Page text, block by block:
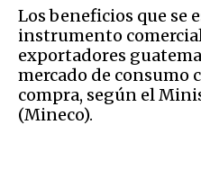
Los beneficios que se
instrumento
exportadores
mercado de consumo
compra, según el
(Mineco).